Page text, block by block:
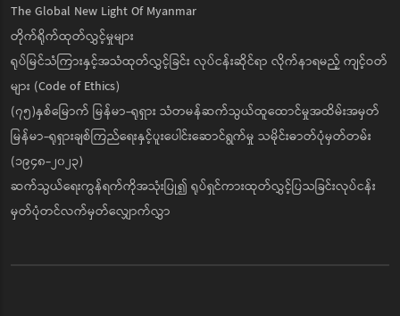
The Global New Light Of Myanmar
တိုက်ရိုက်ထုတ်လွှင့်မှုများ
ရုပ်မြင်သံကြားနှင့်အသံထုတ်လွှင့်ခြင်း လုပ်ငန်းဆိုင်ရာ လိုက်နာရမည့် ကျင့်ဝတ်
များ (Code of Ethics)
(၇၅)နှစ်မြောက် မြန်မာ-ရုရှား သံတမန်ဆက်သွယ်ထူထောင်မှုအထိမ်းအမှတ်
မြန်မာ-ရုရှားချစ်ကြည်ရေးနှင့်ပူးပေါင်းဆောင်ရွက်မှု သမိုင်းဓာတ်ပုံမှတ်တမ်း
(၁၉၄၈-၂၀၂၃)
ဆက်သွယ်ရေးကွန်ရက်ကိုအသုံးပြု၍ ရုပ်ရှင်ကားထုတ်လွှင့်ပြသခြင်းလုပ်ငန်း
မှတ်ပုံတင်လက်မှတ်လျှောက်လွှာ